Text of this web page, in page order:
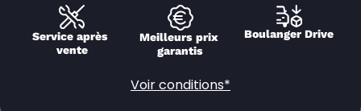
Service après
vente
Meilleurs prix
garantis
Boulanger Drive
Voir conditions*